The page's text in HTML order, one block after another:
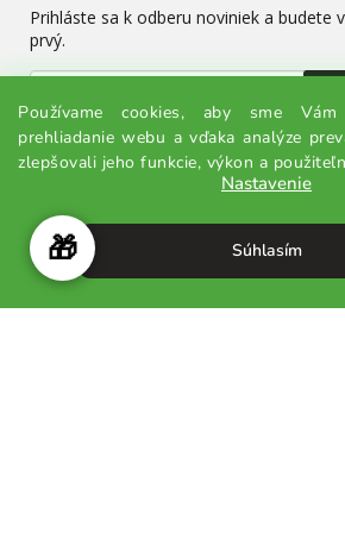
Používame cookies, aby sme
prehliadanie webu a vďaka analýze
zlepšovali jeho funkcie, výkon a
Nastavenie
Súhlasím
Prihláste sa k odberu noviniek a budete
prvý.
Odoslaním súhlasíte so spracovaním
🎁